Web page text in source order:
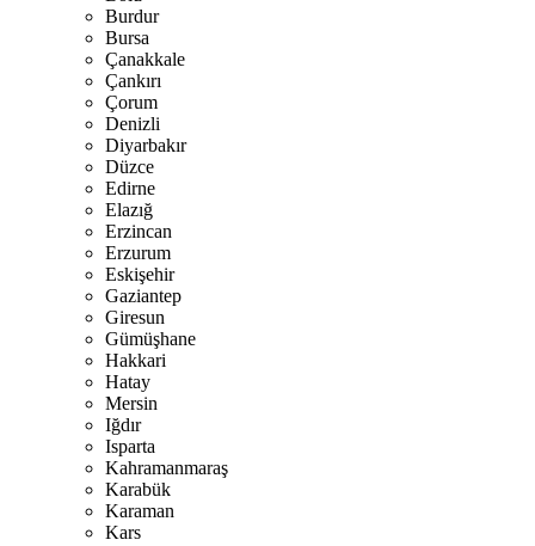
Burdur
Bursa
Çanakkale
Çankırı
Çorum
Denizli
Diyarbakır
Düzce
Edirne
Elazığ
Erzincan
Erzurum
Eskişehir
Gaziantep
Giresun
Gümüşhane
Hakkari
Hatay
Mersin
Iğdır
Isparta
Kahramanmaraş
Karabük
Karaman
Kars